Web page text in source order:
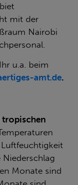
mit der
Nairobi
u.a. beim
amt.de.
tropischen
Monate sind